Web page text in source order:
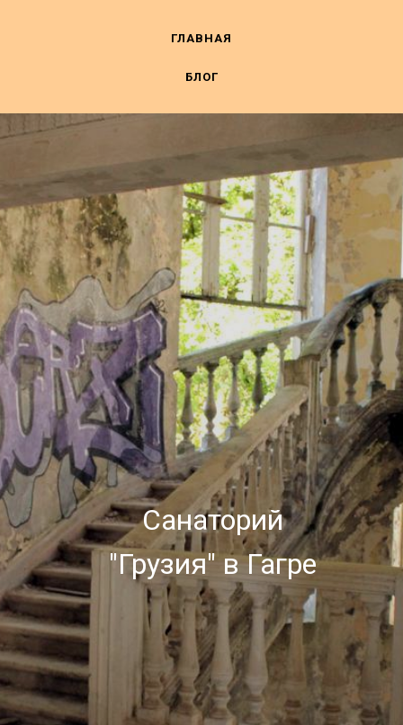
ГЛАВНАЯ
БЛОГ
Санаторий
"Грузия" в Гагре